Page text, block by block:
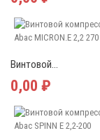
Винтовой...
0,00 ₽